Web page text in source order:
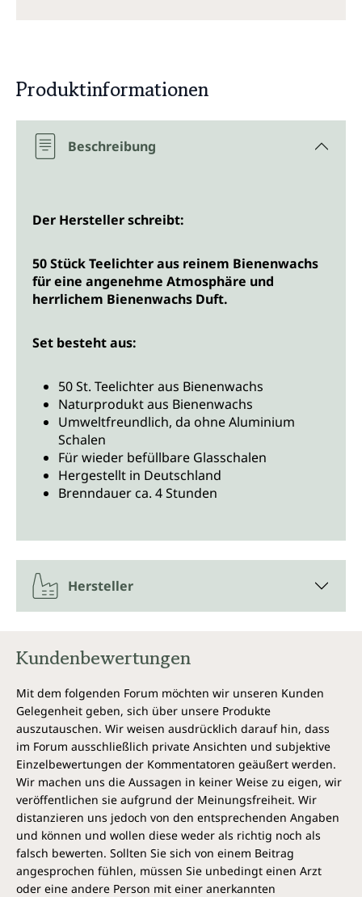
Produktinformationen
Beschreibung
Der Hersteller schreibt:
50 Stück Teelichter aus reinem Bienenwachs
für eine angenehme Atmosphäre und
herrlichem Bienenwachs Duft.
Set besteht aus:
50 St. Teelichter aus Bienenwachs
Naturprodukt aus Bienenwachs
Umweltfreundlich, da ohne Aluminium
Schalen
Für wieder befüllbare Glasschalen
Hergestellt in Deutschland
Brenndauer ca. 4 Stunden
Hersteller
Kundenbewertungen
Mit dem folgenden Forum möchten wir unseren Kunden
Gelegenheit geben, sich über unsere Produkte
auszutauschen. Wir weisen ausdrücklich darauf hin, dass
im Forum ausschließlich private Ansichten und subjektive
Einzelbewertungen der Kommentatoren geäußert werden.
Wir machen uns die Aussagen in keiner Weise zu eigen, wir
veröffentlichen sie aufgrund der Meinungsfreiheit. Wir
distanzieren uns jedoch von den entsprechenden Angaben
und können und wollen diese weder als richtig noch als
falsch bewerten. Sollten Sie sich von einem Beitrag
angesprochen fühlen, müssen Sie unbedingt einen Arzt
oder eine andere Person mit einer anerkannten